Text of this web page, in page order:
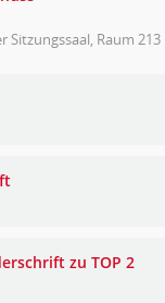
Sitzungssaal, Raum 213
zu TOP 2